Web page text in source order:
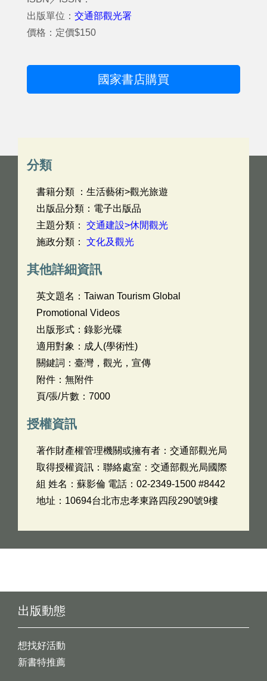
出版單位： 交通部觀光署
價格：定價$150
國家書店購買
分類
書籍分類 ：生活藝術>觀光旅遊
出版品分類：電子出版品
主題分類： 交通建設>休閒觀光
施政分類： 文化及觀光
其他詳細資訊
英文題名： Taiwan Tourism Global
Promotional Videos
出版形式：錄影光碟
適用對象：成人(學術性)
關鍵詞：臺灣，觀光，宣傳
附件：無附件
頁/張/片數：7000
授權資訊
著作財產權管理機關或擁有者：交通部觀光局
取得授權資訊：聯絡處室：交通部觀光局國際
組 姓名：蘇影倫 電話：02-2349-1500 #8442
地址：10694台北市忠孝東路四段290號9樓
出版動態
想找好活動
新書特推薦